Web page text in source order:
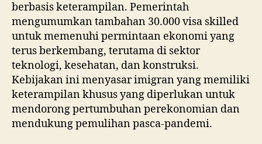
berbasis keterampilan. Pemerintah
mengumumkan tambahan 30.000 visa skilled
untuk memenuhi permintaan ekonomi yang
terus berkembang, terutama di sektor
teknologi, kesehatan, dan konstruksi.
Kebijakan ini menyasar imigran yang memiliki
keterampilan khusus yang diperlukan untuk
mendorong pertumbuhan perekonomian dan
mendukung pemulihan pasca-pandemi.